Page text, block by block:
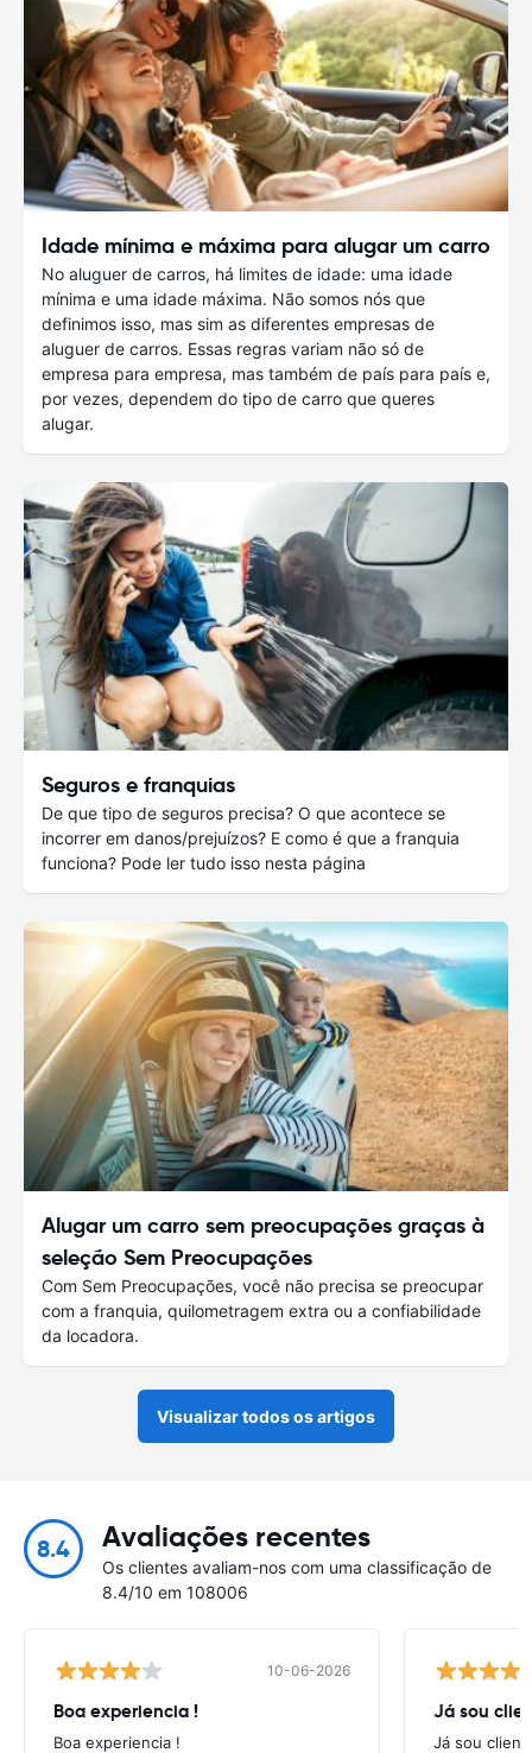
Idade mínima e máxima para alugar um carro
No aluguer de carros, há limites de idade: uma idade
mínima e uma idade máxima. Não somos nós que
definimos isso, mas sim as diferentes empresas de
aluguer de carros. Essas regras variam não só de
empresa para empresa, mas também de país para país e,
por vezes, dependem do tipo de carro que queres
alugar.
Seguros e franquias
De que tipo de seguros precisa? O que acontece se
incorrer em danos/prejuízos? E como é que a franquia
funciona? Pode ler tudo isso nesta página
Alugar um carro sem preocupações graças à
seleção Sem Preocupações
Com Sem Preocupações, você não precisa se preocupar
com a franquia, quilometragem extra ou a confiabilidade
da locadora.
Visualizar todos os artigos
8.4 Avaliações recentes
Os clientes avaliam-nos com uma classificação de
8.4/10 em 108006
10-06-2026
Boa experiencia !
Boa experiencia !
Já sou
Já sou